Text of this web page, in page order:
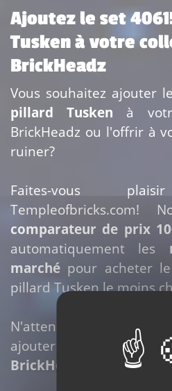
Ajoutez le set
Tusken à votre
BrickHeadz
Vous souhaitez ajouter le
pillard Tusken à
BrickHeadz ou l'offrir à
ruiner?
Faites-vous
comparateur de prix
automatiquement les
marché pour acheter
pillard Tusken le moins
N'attendez plus pour
ajouter ce set à
BrickHeadz Star Wars